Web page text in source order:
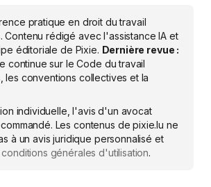
pratique en droit du travail
Contenu rédigé avec l'assistance IA et
éditoriale de Pixie. Dernière revue :
continue sur le Code du travail
les conventions collectives et la
individuelle, l'avis d'un avocat
Les contenus de pixie.lu ne
à un avis juridique personnalisé et
conditions générales d'utilisation.